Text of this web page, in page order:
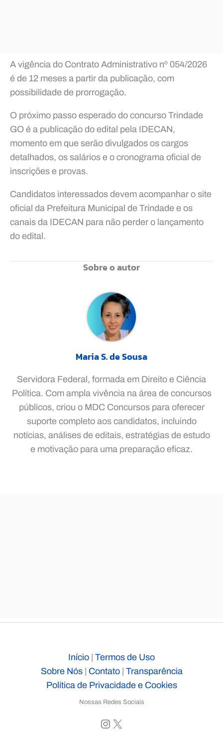
A vigência do Contrato Administrativo nº 054/2026
é de 12 meses a partir da publicação, com
possibilidade de prorrogação.
O próximo passo esperado do concurso Trindade
GO é a publicação do edital pela IDECAN,
momento em que serão divulgados os cargos
detalhados, os salários e o cronograma oficial de
inscrições e provas.
Candidatos interessados devem acompanhar o site
oficial da Prefeitura Municipal de Trindade e os
canais da IDECAN para não perder o lançamento
do edital.
Sobre o autor
Maria S. de Sousa
Servidora Federal, formada em Direito e Ciência
Política. Com ampla vivência na área de concursos
públicos, criou o MDC Concursos para oferecer
suporte completo aos candidatos, incluindo
notícias, análises de editais, estratégias de estudo
e motivação para uma preparação eficaz.
Início | Termos de Uso
Sobre Nós| Contato| Transparência
Política de Privacidade e Cookies
Nossas Redes Sociais
Instagram
X